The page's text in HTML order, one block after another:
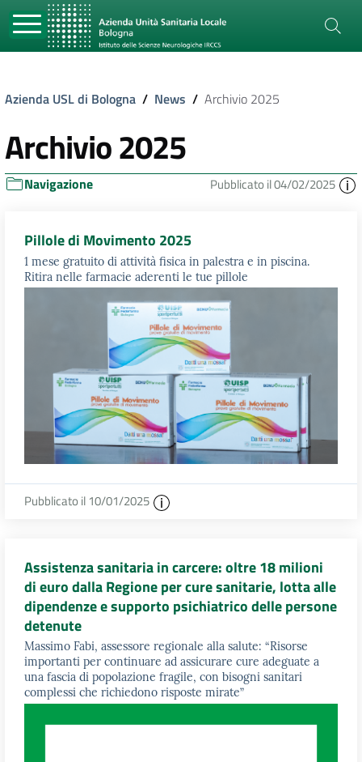
Azienda USL di Bologna / News / Archivio 2025
Archivio 2025
Navigazione Pubblicato il 04/02/2025
Pillole di Movimento 2025
1 mese gratuito di attività fisica in palestra e in piscina.
Ritira nelle farmacie aderenti le tue pillole
Pubblicato il 10/01/2025
Assistenza sanitaria in carcere: oltre 18 milioni
di euro dalla Regione per cure sanitarie, lotta alle
dipendenze e supporto psichiatrico delle persone
detenute
Massimo Fabi, assessore regionale alla salute: “Risorse
importanti per continuare ad assicurare cure adeguate a
una fascia di popolazione fragile, con bisogni sanitari
complessi che richiedono risposte mirate”